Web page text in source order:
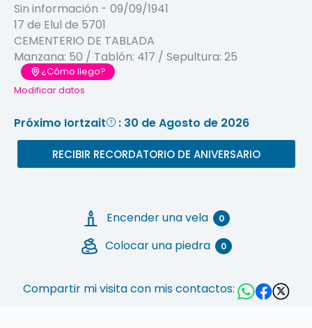
Sin información - 09/09/1941
17 de Elul de 5701
CEMENTERIO DE TABLADA
Manzana: 50 / Tablón: 417 / Sepultura: 25
¿Cómo llego?
Modificar datos
Próximo Iortzait : 30 de Agosto de 2026
RECIBIR RECORDATORIO DE ANIVERSARIO
Encender una vela 0
Colocar una piedra 0
Compartir mi visita con mis contactos: